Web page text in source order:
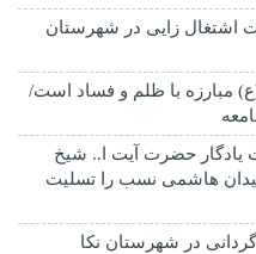
تسهیلات اشتغال زایی در شهرستان
مبارزه با ظلم و فساد است/
یادگار حضرت آیت ا.. شیخ
هاشمی نسب را تسلیت
در شهرستان نکا